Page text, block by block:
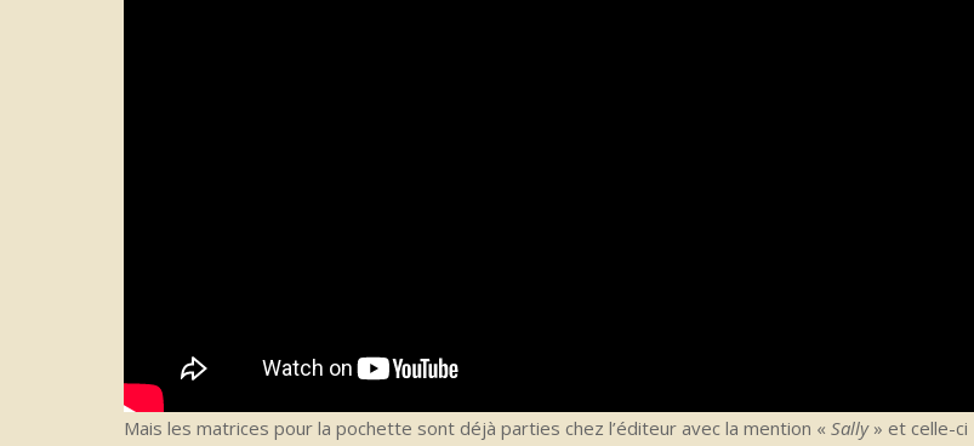
Mais les matrices pour la pochette sont déjà parties chez l’éditeur avec la mention « Sally» et celle-ci